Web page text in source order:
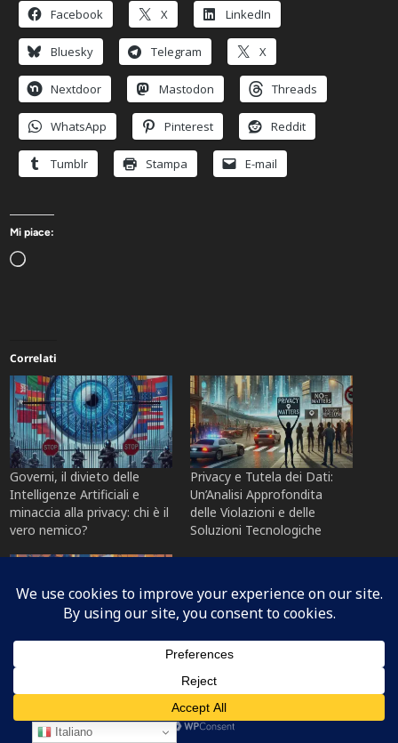
Facebook X LinkedIn
Bluesky Telegram X
Nextdoor Mastodon Threads
WhatsApp Pinterest Reddit
Tumblr Stampa E-mail
Mi piace:
Caricamento
Correlati
Governi, il divieto delle
Intelligenze Artificiali e
minaccia alla privacy: chi è il
vero nemico?
Privacy e Tutela dei Dati:
Un’Analisi Approfondita
delle Violazioni e delle
Soluzioni Tecnologiche
dati e boom di Linux: come
cambia la tecnologia in
Italiano